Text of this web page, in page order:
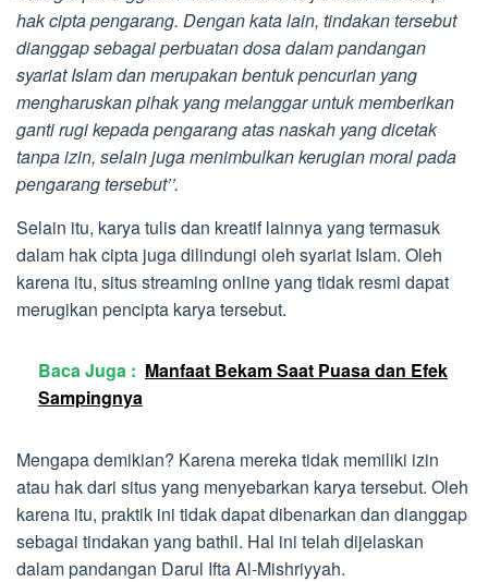
hak cipta pengarang. Dengan kata lain, tindakan tersebut
dianggap sebagai perbuatan dosa dalam pandangan
syariat Islam dan merupakan bentuk pencurian yang
mengharuskan pihak yang melanggar untuk memberikan
ganti rugi kepada pengarang atas naskah yang dicetak
tanpa izin, selain juga menimbulkan kerugian moral pada
pengarang tersebut’’.
Selain itu, karya tulis dan kreatif lainnya yang termasuk
dalam hak cipta juga dilindungi oleh syariat Islam. Oleh
karena itu, situs streaming online yang tidak resmi dapat
merugikan pencipta karya tersebut.
Baca Juga : Manfaat Bekam Saat Puasa dan Efek
Sampingnya
Mengapa demikian? Karena mereka tidak memiliki izin
atau hak dari situs yang menyebarkan karya tersebut. Oleh
karena itu, praktik ini tidak dapat dibenarkan dan dianggap
sebagai tindakan yang bathil. Hal ini telah dijelaskan
dalam pandangan Darul Ifta Al-Mishriyyah.